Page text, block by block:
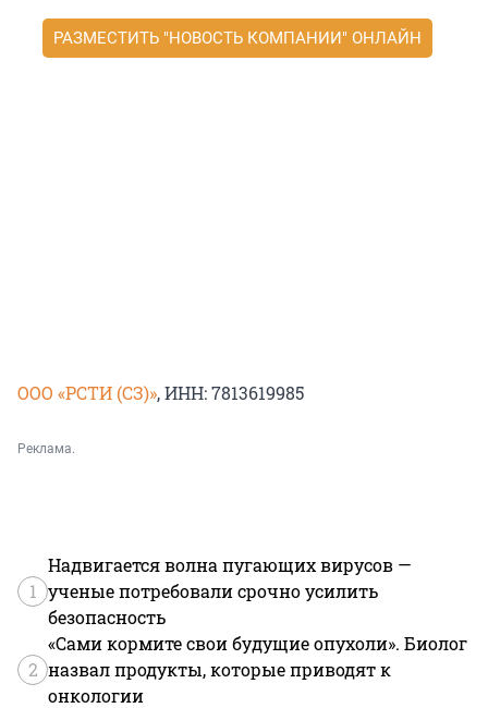
РАЗМЕСТИТЬ "НОВОСТЬ КОМПАНИИ" ОНЛАЙН
ООО «РСТИ (СЗ)», ИНН: 7813619985
Реклама.
1
Надвигается волна пугающих вирусов —
ученые потребовали срочно усилить
безопасность
2
«Сами кормите свои будущие опухоли». Биолог
назвал продукты, которые приводят к
онкологии